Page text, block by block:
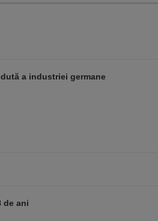
a industriei germane
de ani